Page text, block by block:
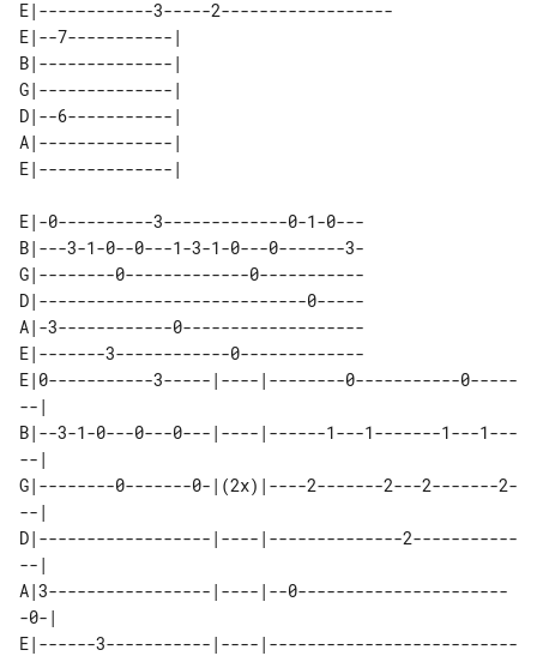
E|------------3-----2------------------
E|--7-----------|
B|--------------|
G|--------------|
D|--6-----------|
A|--------------|
E|-0----------3-------------0-1-0---
B|---3-1-0--0---1-3-1-0---0-------3-
G|--------0-------------0-----------
D|----------------------------0-----
A|-3------------0-------------------
E|-------3------------0-------------
E|0-----------3-----|----|--------0-----------0-----
--|
B|--3-1-0---0---0---|----|------1---1-------1---1---
--|
G|--------0-------0-|(2x)|----2-------2---2-------2-
--|
D|------------------|----|--------------2-----------
--|
A|3-----------------|----|--0----------------------
-0-|
E|------3-----------|----|--------------------------